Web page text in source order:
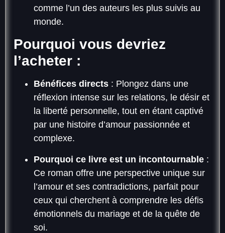
comme l’un des auteurs les plus suivis au
monde.
Pourquoi vous devriez
l’acheter :
Bénéfices directs : Plongez dans une
réflexion intense sur les relations, le désir et
la liberté personnelle, tout en étant captivé
par une histoire d’amour passionnée et
complexe.
Pourquoi ce livre est un incontournable :
Ce roman offre une perspective unique sur
l’amour et ses contradictions, parfait pour
ceux qui cherchent à comprendre les défis
émotionnels du mariage et de la quête de
soi.